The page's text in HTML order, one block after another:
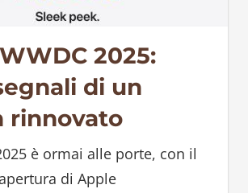
2025:
di un
rinnovato
è ormai alle porte, con il
di Apple